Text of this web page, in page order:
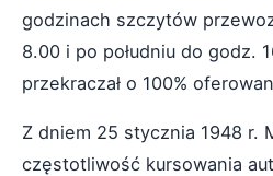
godzinach szczytów
8.00 i po południu do godz.
przekraczał o 100%
Z dniem 25 stycznia 1948 r.
częstotliwość kursowania